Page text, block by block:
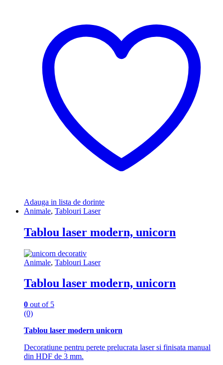
Adauga in lista de dorinte
Animale, Tablouri Laser
Tablou laser modern, unicorn
Animale, Tablouri Laser
Tablou laser modern, unicorn
0 out of 5
(0)
Tablou laser modern unicorn
Decoratiune pentru perete prelucrata laser si finisata manual
din HDF de 3 mm.